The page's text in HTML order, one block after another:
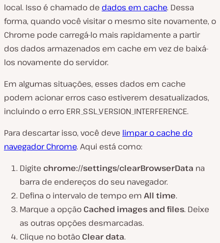
local. Isso é chamado de dados em cache. Dessa
forma, quando você visitar o mesmo site novamente, o
Chrome pode carregá-lo mais rapidamente a partir
dos dados armazenados em cache em vez de baixá-
los novamente do servidor.
Em algumas situações, esses dados em cache
podem acionar erros caso estiverem desatualizados,
incluindo o erro ERR_SSL_VERSION_INTERFERENCE.
Para descartar isso, você deve limpar o cache do
navegador Chrome. Aqui está como:
Digite chrome://settings/clearBrowserData na
barra de endereços do seu navegador.
Defina o intervalo de tempo em All time.
Marque a opção Cached images and files. Deixe
as outras opções desmarcadas.
Clique no botão Clear data.